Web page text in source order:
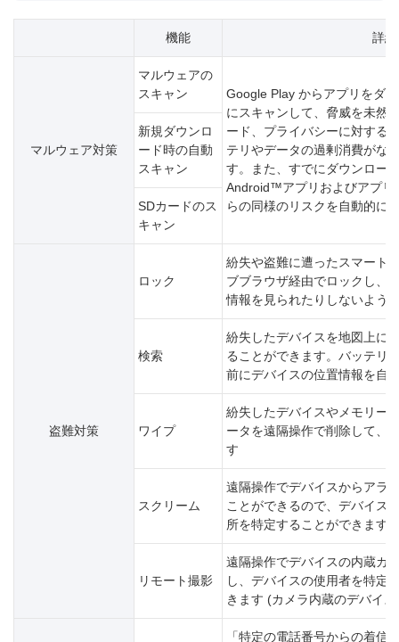
機能 詳細
マルウェア対策
マルウェアの
スキャン
Google Play からアプリをダ
にスキャンして、脅威を未然
ード、プライバシーに対する
テリやデータの過剰消費がな
す。また、すでにダウンロー
Android™アプリおよびアプリ
らの同様のリスクを自動的に
新規ダウンロ
ード時の自動
スキャン
SDカードのス
キャン
盗難対策
ロック
紛失や盗難に遭ったスマート
ブブラウザ経由でロックし、
情報を見られたりしないよう
検索
紛失したデバイスを地図上に
ることができます。バッテリ
前にデバイスの位置情報を自
ワイプ
紛失したデバイスやメモリー
ータを遠隔操作で削除して、
す
スクリーム
遠隔操作でデバイスからアラ
ことができるので、デバイス
所を特定することができます
リモート撮影
遠隔操作でデバイスの内蔵カ
し、デバイスの使用者を特定
きます (カメラ内蔵のデバイ
「特定の電話番号からの着信